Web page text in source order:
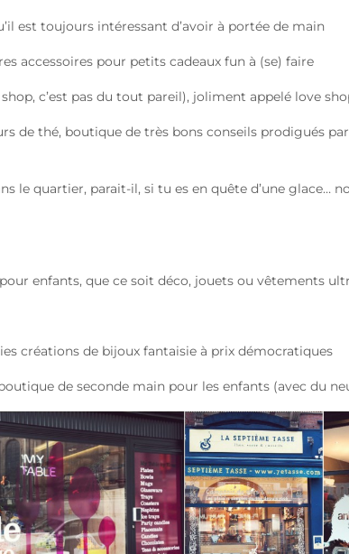
est toujours intéressant d’avoir à portée de main
accessoires pour petits cadeaux fun à (se) faire
c’est pas du tout pareil), joliment appelé love
de thé, boutique de très bons conseils prodigués
le quartier, parait-il, si tu es en quête d’une glace…
enfants, que ce soit déco, jouets ou vêtements
créations de bijoux fantaisie à prix démocratiques
de seconde main pour les enfants (avec du